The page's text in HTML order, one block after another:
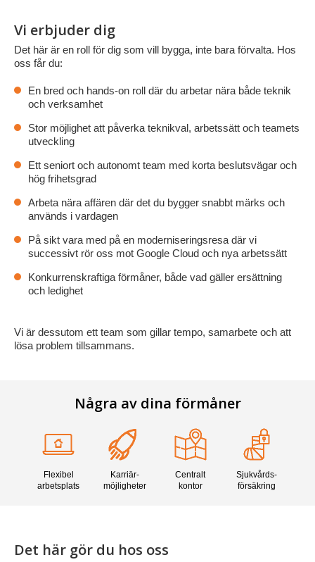
Vi erbjuder dig
Det här är en roll för dig som vill bygga, inte bara förvalta. Hos
oss får du:
En bred och hands-on roll där du arbetar nära både teknik
och verksamhet
Stor möjlighet att påverka teknikval, arbetssätt och teamets
utveckling
Ett seniort och autonomt team med korta beslutsvägar och
hög frihetsgrad
Arbeta nära affären där det du bygger snabbt märks och
används i vardagen
På sikt vara med på en moderniseringsresa där vi
successivt rör oss mot Google Cloud och nya arbetssätt
Konkurrenskraftiga förmåner, både vad gäller ersättning
och ledighet
Vi är dessutom ett team som gillar tempo, samarbete och att
lösa problem tillsammans.
Några av dina förmåner
Flexibel
arbetsplats
Karriär­
möjligheter
Centralt
kontor
Sjukvårds­
försäkring
Det här gör du hos oss